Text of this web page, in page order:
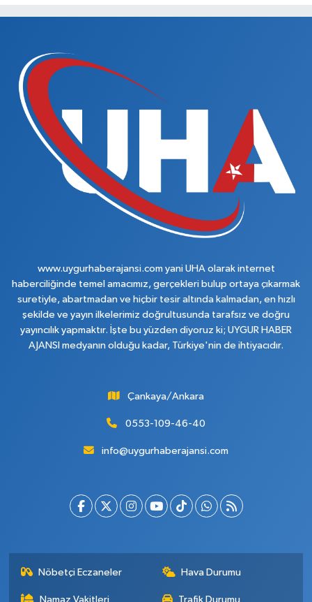
www.uygurhaberajansi.com yani UHA olarak internet
haberciliğinde temel amacımız, gerçekleri bulup ortaya çıkarmak
suretiyle, abartmadan ve hiçbir tesir altında kalmadan, en hızlı
şekilde ve yayın ilkelerimiz doğrultusunda tarafsız ve doğru
yayıncılık yapmaktır. İşte bu yüzden diyoruz ki; UYGUR HABER
AJANSI medyanın olduğu kadar, Türkiye'nin de ihtiyacıdır.
Çankaya/Ankara
0553-109-46-40
info@uygurhaberajansi.com
Nöbetçi Eczaneler Hava Durumu
Namaz Vakitleri Trafik Durumu